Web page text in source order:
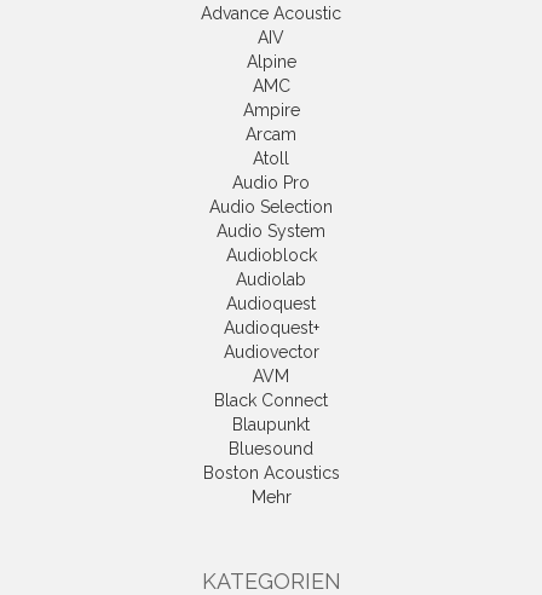
Advance Acoustic
AIV
Alpine
AMC
Ampire
Arcam
Atoll
Audio Pro
Audio Selection
Audio System
Audioblock
Audiolab
Audioquest
Audioquest+
Audiovector
AVM
Black Connect
Blaupunkt
Bluesound
Boston Acoustics
Mehr
KATEGORIEN